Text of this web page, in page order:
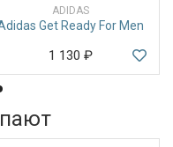
ADIDAS
Get Ready For Men
1 130 ₽